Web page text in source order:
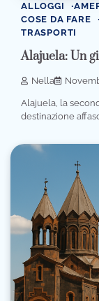
ALLOGGI
COSE DA FARE
TRASPORTI
Alajuela: Un
Nella
Alajuela, la
destinazione